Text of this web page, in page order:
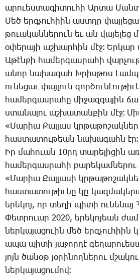
ա­րո­ւես­տա­գի­տու­հի Ար­տա
­Մեծ երգ­չու­հիին աստ­ղը
թո­ւա­կան­նե­րուն եւ ան վա­յե­լեց
օ­փե­րա­յի աշ­խար­հին մէջ։
Ա­թէն­քի հա­մեր­գաս­րա­հի
ա­նոր նա­խա­գահ Խ­րիս­թոս
ու­նե­ցաւ փայ­լուն
հա­մեր­գաս­րա­հը մի­ջազ­գա­յին
ստա­նա­լու աշ­խա­տան­քին մէջ։
«­Մա­րիա ­Քալ­լաս
հաս­տա­տու­թեան նա­խա­գահն էր։
Իր մա­հո­ւան 10րդ ­տա­րե­լի­ցին
հա­մեր­գաս­րա­հի բա­րե­կամ­նե­րու
«­Մա­րիա ­Քալ­լա­սի
հաս­տա­տու­թիւ­նը կը
ե­րե­կոյ, որ տե­ղի պի­տի ու­նե­նայ
­Փետ­րո­ւար 2020, ե­րե­կո­յեան
ներ­կա­յա­ցո­ւին մեծ երգ­չու­հիին
ա­պա պի­տի յա­ջոր­դէ
յոյն ծա­նօթ յօ­րի­նող­նե­րու
ներ­կա­յա­ցու­մով։